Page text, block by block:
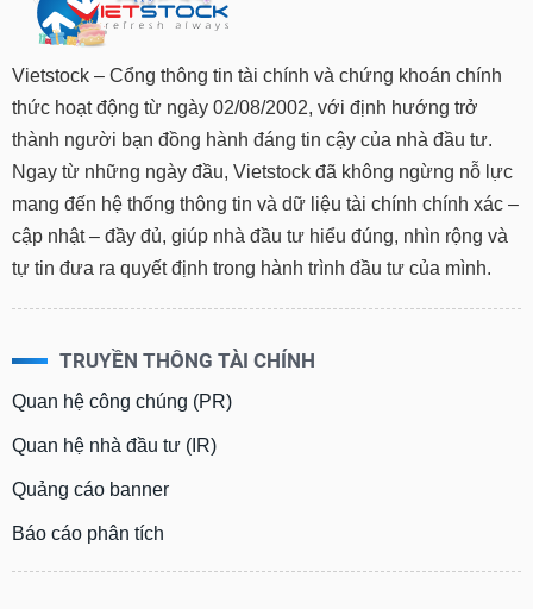
Vietstock – Cổng thông tin tài chính và chứng khoán chính
thức hoạt động từ ngày 02/08/2002, với định hướng trở
thành người bạn đồng hành đáng tin cậy của nhà đầu tư.
Ngay từ những ngày đầu, Vietstock đã không ngừng nỗ lực
mang đến hệ thống thông tin và dữ liệu tài chính chính xác –
cập nhật – đầy đủ, giúp nhà đầu tư hiểu đúng, nhìn rộng và
tự tin đưa ra quyết định trong hành trình đầu tư của mình.
TRUYỀN THÔNG TÀI CHÍNH
Quan hệ công chúng (PR)
Quan hệ nhà đầu tư (IR)
Quảng cáo banner
Báo cáo phân tích